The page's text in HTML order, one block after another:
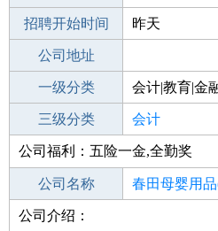
公司电话
招聘开始时间 昨天
招聘结束时间
公司地址
一级分类 会计|教育|金
二级分类 财务/会计
三级分类 会计
其他行业
公司福利：五险一金,全勤奖
公司名称 春田母婴用
公司类型
公司介绍：